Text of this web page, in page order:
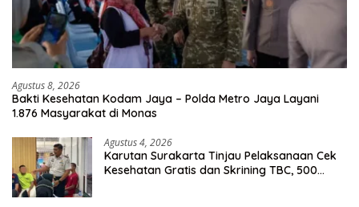
Agustus 8, 2026
Bakti Kesehatan Kodam Jaya – Polda Metro Jaya Layani
1.876 Masyarakat di Monas
Agustus 4, 2026
Karutan Surakarta Tinjau Pelaksanaan Cek
Kesehatan Gratis dan Skrining TBC, 500